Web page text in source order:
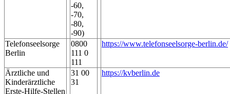
-60,
-70,
-80,
-90)
Telefonseelsorge
Berlin
0800
111 0
111
https://www.telefonseelsorge-berlin.de/
Ärztliche und
Kinderärztliche
Erste-Hilfe-Stellen
31 00
31
https://kvberlin.de